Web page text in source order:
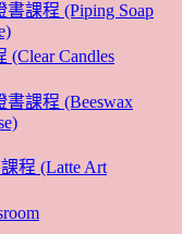
課程 (Piping Soap
Candles
課程 (Beeswax
程 (Latte Art